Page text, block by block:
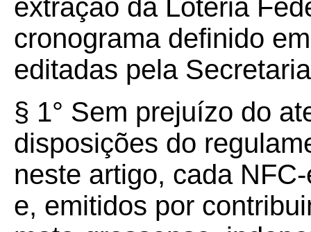
extração da Loteria
cronograma definido
editadas pela
§ 1° Sem prejuízo do
disposições do
neste artigo, cada
e, emitidos por